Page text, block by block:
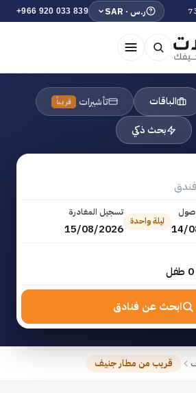
ر.س · SAR +966 920 033 839
الباقات تأشيرات قريباً
بحث ذكي
14/
ليلة واحدة
تسجيل المغادرة
15/08/2026
ابحث عن فنادق
قريب من مطار جنيف